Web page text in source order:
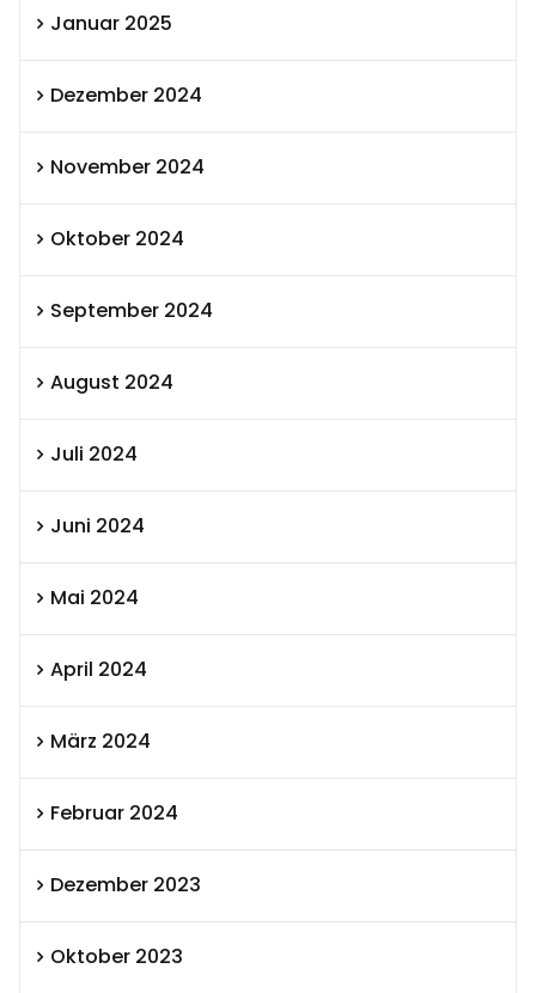
Januar 2025
Dezember 2024
November 2024
Oktober 2024
September 2024
August 2024
Juli 2024
Juni 2024
Mai 2024
April 2024
März 2024
Februar 2024
Dezember 2023
Oktober 2023